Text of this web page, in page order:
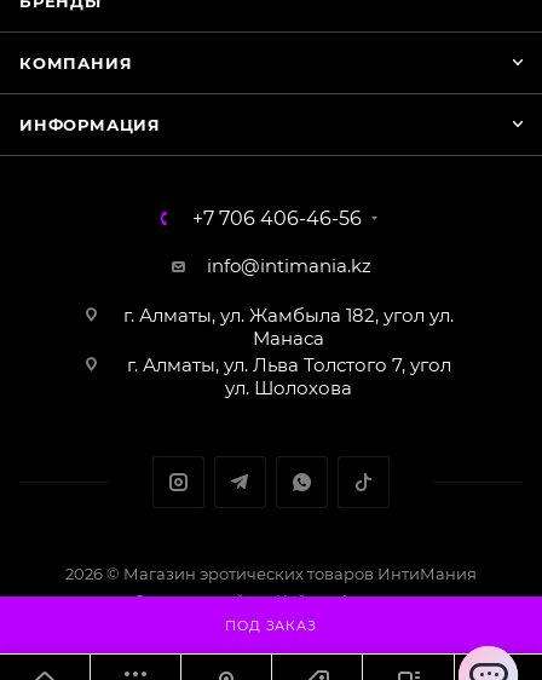
ПОД ЗАКАЗ
КОМПАНИЯ
ИНФОРМАЦИЯ
+7 706 406-46-56
info@intimania.kz
г. Алматы, ул. Жамбыла 182, угол ул.
Манаса
г. Алматы, ул. Льва Толстого 7, угол
ул. Шолохова
2026 © Магазин эротических товаров ИнтиМания
Создание сайта - Кайрат Алматов